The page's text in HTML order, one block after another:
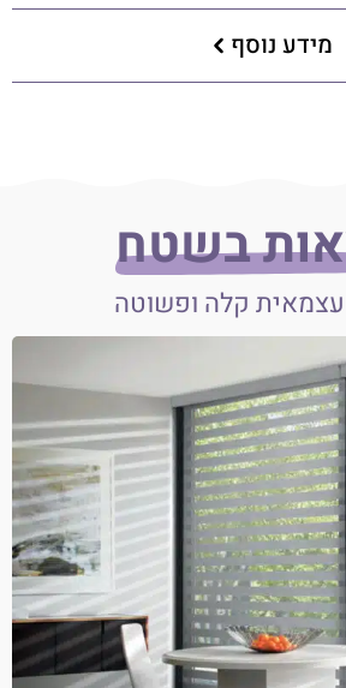
מידע נוסף
בשטח
קלה ופשוטה